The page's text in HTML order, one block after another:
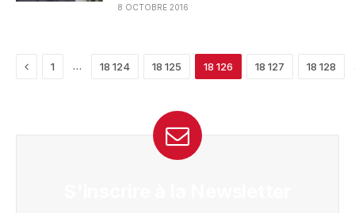
8 OCTOBRE 2016
Previous
1 … 18 124 18 125 18 126 18 127 18 128